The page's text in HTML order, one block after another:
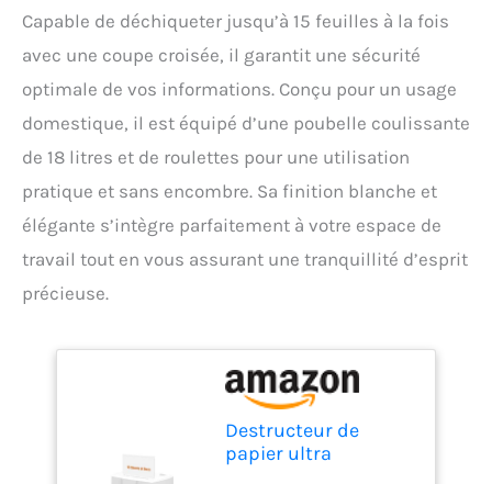
Capable de déchiqueter jusqu’à 15 feuilles à la fois
avec une coupe croisée, il garantit une sécurité
optimale de vos informations. Conçu pour un usage
domestique, il est équipé d’une poubelle coulissante
de 18 litres et de roulettes pour une utilisation
pratique et sans encombre. Sa finition blanche et
élégante s’intègre parfaitement à votre espace de
travail tout en vous assurant une tranquillité d’esprit
précieuse.
Destructeur de
papier ultra